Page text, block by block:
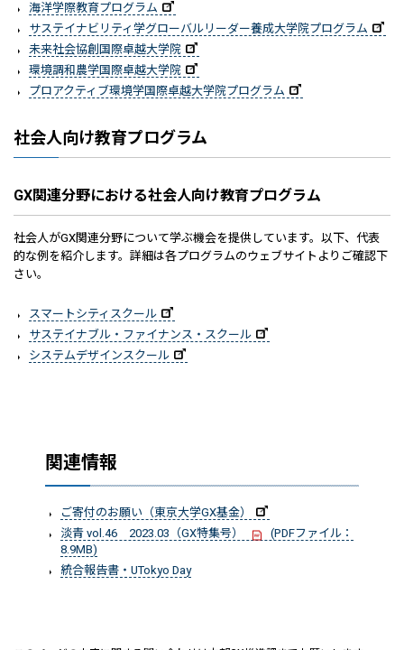
海洋学際教育プログラム
サステイナビリティ学グローバルリーダー養成大学院プログラム
未来社会協創国際卓越大学院
環境調和農学国際卓越大学院
プロアクティブ環境学国際卓越大学院プログラム
社会人向け教育プログラム
GX関連分野における社会人向け教育プログラム
社会人がGX関連分野について学ぶ機会を提供しています。以下、代表
的な例を紹介します。詳細は各プログラムのウェブサイトよりご確認下
さい。
スマートシティスクール
サステイナブル・ファイナンス・スクール
システムデザインスクール
関連情報
ご寄付のお願い（東京大学GX基金）
淡青 vol.46 2023.03（GX特集号）
(PDFファイル：
8.9MB)
統合報告書・UTokyo Day